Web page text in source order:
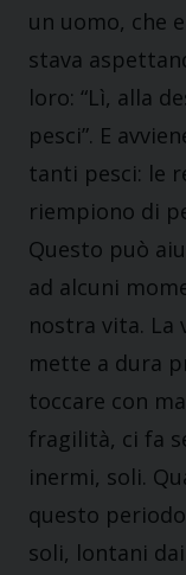
un uomo, che
stava
loro: “Lì, alla
pesci”. E
tanti pesci: le
riempiono di
Questo può
ad alcuni
nostra vita. La
mette a dura
toccare con
fragilità, ci fa
inermi, soli.
questo
soli, lontani